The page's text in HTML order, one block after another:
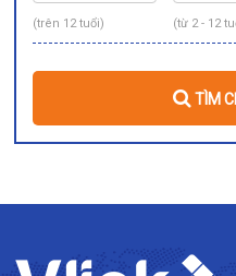
(trên 12 tuổi) (từ 2 - 12
TÌM